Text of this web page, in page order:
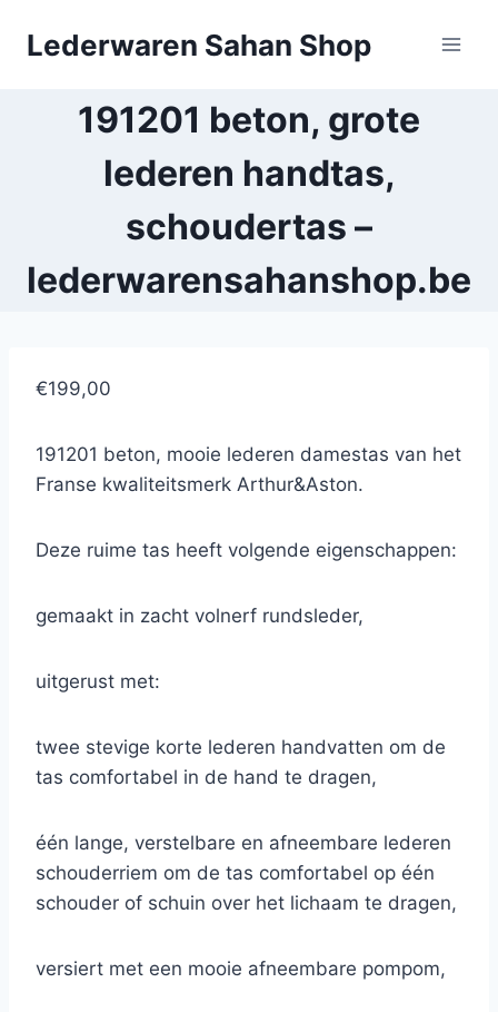
Lederwaren Sahan Shop
191201 beton, grote
lederen handtas,
schoudertas –
lederwarensahanshop.be
€199,00
191201 beton, mooie lederen damestas van het
Franse kwaliteitsmerk Arthur&Aston.
Deze ruime tas heeft volgende eigenschappen:
gemaakt in zacht volnerf rundsleder,
uitgerust met:
twee stevige korte lederen handvatten om de
tas comfortabel in de hand te dragen,
één lange, verstelbare en afneembare lederen
schouderriem om de tas comfortabel op één
schouder of schuin over het lichaam te dragen,
versiert met een mooie afneembare pompom,